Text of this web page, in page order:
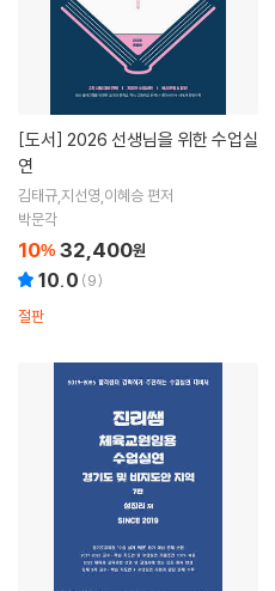
[도서]
연
김태규,지선영,이혜승 편저
박문각
10% 32,400원
10.0 (9)
절판